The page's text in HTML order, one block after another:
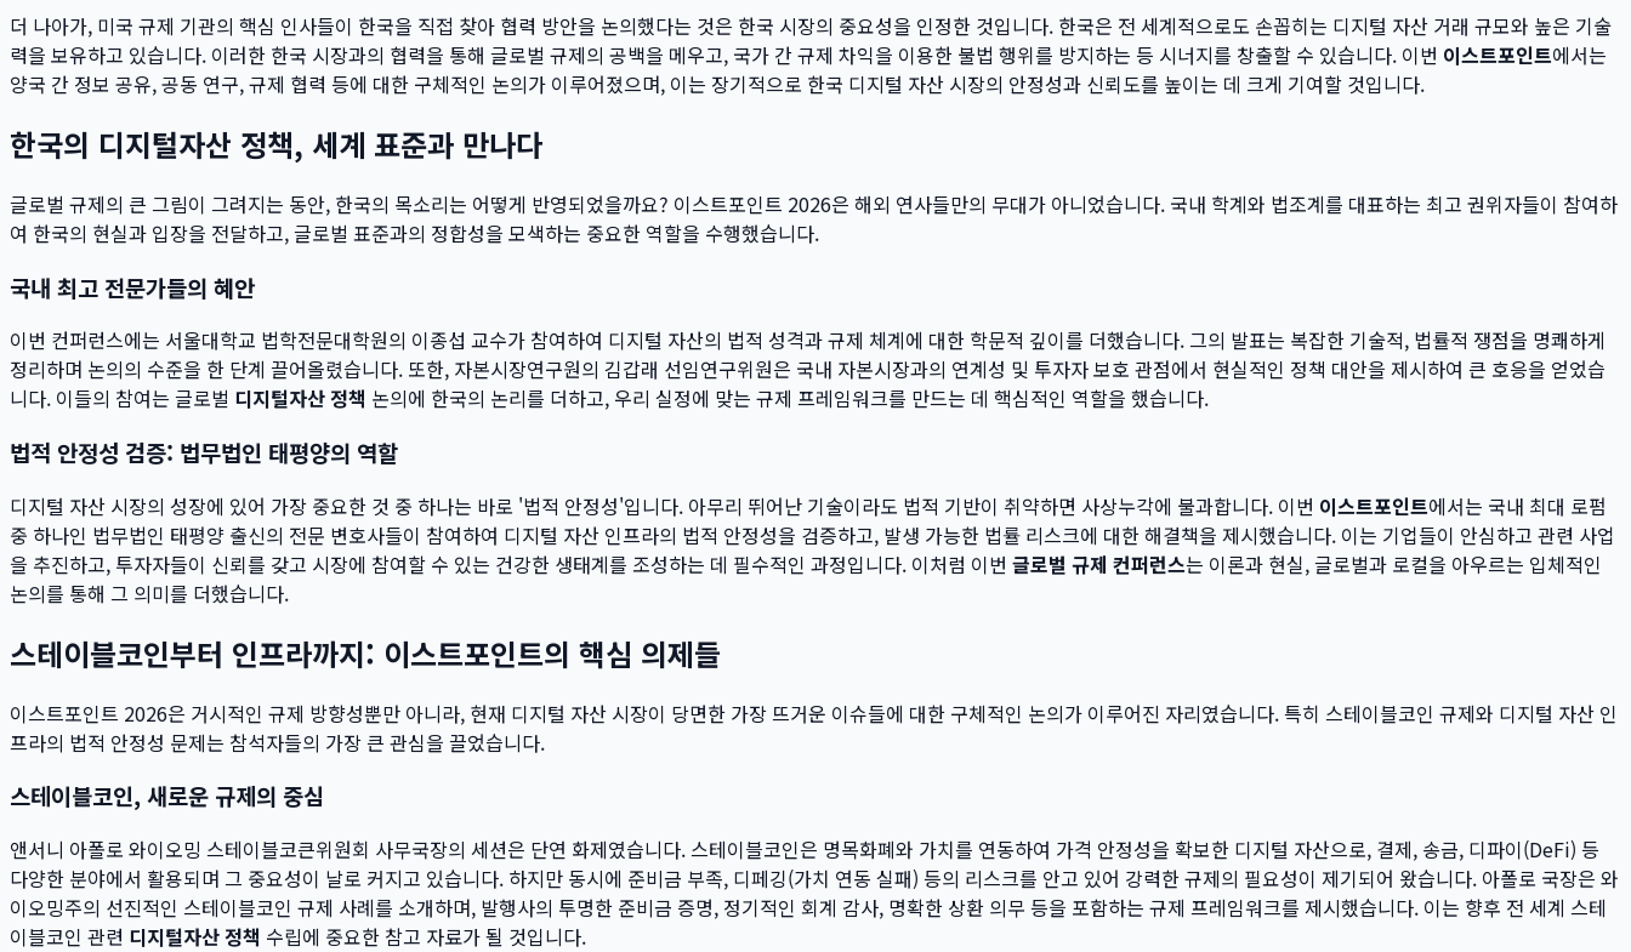
더 나아가, 미국 규제 기관의 핵심 인사들이 한국을 직접 찾아 협력 방안을 논의했다는 것은 한국 시장의 중요성을 인정한 것입니다. 한국은 전 세계적으로도 손꼽히는 디지털 자산 거래 규모와 높은 기술
력을 보유하고 있습니다. 이러한 한국 시장과의 협력을 통해 글로벌 규제의 공백을 메우고, 국가 간 규제 차익을 이용한 불법 행위를 방지하는 등 시너지를 창출할 수 있습니다. 이번 이스트포인트에서는
양국 간 정보 공유, 공동 연구, 규제 협력 등에 대한 구체적인 논의가 이루어졌으며, 이는 장기적으로 한국 디지털 자산 시장의 안정성과 신뢰도를 높이는 데 크게 기여할 것입니다.
한국의 디지털자산 정책, 세계 표준과 만나다
글로벌 규제의 큰 그림이 그려지는 동안, 한국의 목소리는 어떻게 반영되었을까요? 이스트포인트 2026은 해외 연사들만의 무대가 아니었습니다. 국내 학계와 법조계를 대표하는 최고 권위자들이 참여하
여 한국의 현실과 입장을 전달하고, 글로벌 표준과의 정합성을 모색하는 중요한 역할을 수행했습니다.
국내 최고 전문가들의 혜안
이번 컨퍼런스에는 서울대학교 법학전문대학원의 이종섭 교수가 참여하여 디지털 자산의 법적 성격과 규제 체계에 대한 학문적 깊이를 더했습니다. 그의 발표는 복잡한 기술적, 법률적 쟁점을 명쾌하게
정리하며 논의의 수준을 한 단계 끌어올렸습니다. 또한, 자본시장연구원의 김갑래 선임연구위원은 국내 자본시장과의 연계성 및 투자자 보호 관점에서 현실적인 정책 대안을 제시하여 큰 호응을 얻었습
니다. 이들의 참여는 글로벌 디지털자산 정책 논의에 한국의 논리를 더하고, 우리 실정에 맞는 규제 프레임워크를 만드는 데 핵심적인 역할을 했습니다.
법적 안정성 검증: 법무법인 태평양의 역할
디지털 자산 시장의 성장에 있어 가장 중요한 것 중 하나는 바로 '법적 안정성'입니다. 아무리 뛰어난 기술이라도 법적 기반이 취약하면 사상누각에 불과합니다. 이번 이스트포인트에서는 국내 최대 로펌
중 하나인 법무법인 태평양 출신의 전문 변호사들이 참여하여 디지털 자산 인프라의 법적 안정성을 검증하고, 발생 가능한 법률 리스크에 대한 해결책을 제시했습니다. 이는 기업들이 안심하고 관련 사업
을 추진하고, 투자자들이 신뢰를 갖고 시장에 참여할 수 있는 건강한 생태계를 조성하는 데 필수적인 과정입니다. 이처럼 이번 글로벌 규제 컨퍼런스는 이론과 현실, 글로벌과 로컬을 아우르는 입체적인
논의를 통해 그 의미를 더했습니다.
스테이블코인부터 인프라까지: 이스트포인트의 핵심 의제들
이스트포인트 2026은 거시적인 규제 방향성뿐만 아니라, 현재 디지털 자산 시장이 당면한 가장 뜨거운 이슈들에 대한 구체적인 논의가 이루어진 자리였습니다. 특히 스테이블코인 규제와 디지털 자산 인
프라의 법적 안정성 문제는 참석자들의 가장 큰 관심을 끌었습니다.
스테이블코인, 새로운 규제의 중심
앤서니 아폴로 와이오밍 스테이블코큰위원회 사무국장의 세션은 단연 화제였습니다. 스테이블코인은 명목화폐와 가치를 연동하여 가격 안정성을 확보한 디지털 자산으로, 결제, 송금, 디파이(DeFi) 등
다양한 분야에서 활용되며 그 중요성이 날로 커지고 있습니다. 하지만 동시에 준비금 부족, 디페깅(가치 연동 실패) 등의 리스크를 안고 있어 강력한 규제의 필요성이 제기되어 왔습니다. 아폴로 국장은 와
이오밍주의 선진적인 스테이블코인 규제 사례를 소개하며, 발행사의 투명한 준비금 증명, 정기적인 회계 감사, 명확한 상환 의무 등을 포함하는 규제 프레임워크를 제시했습니다. 이는 향후 전 세계 스테
이블코인 관련 디지털자산 정책 수립에 중요한 참고 자료가 될 것입니다.